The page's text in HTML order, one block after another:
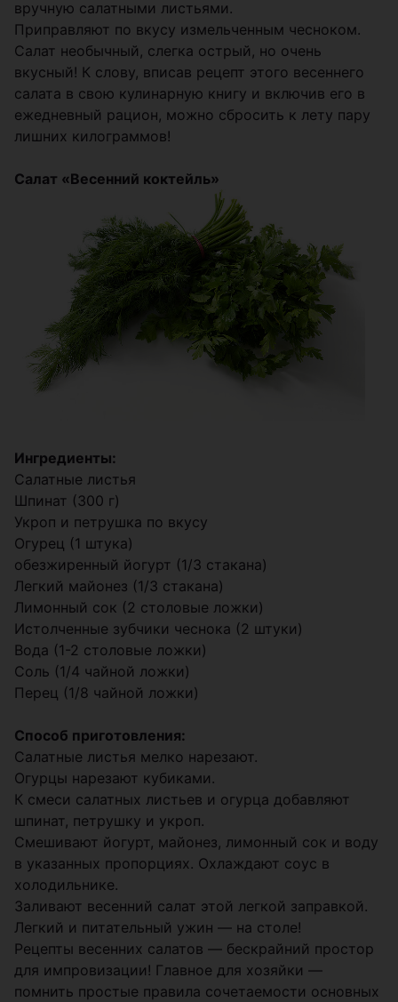
вручную салатными листьями.
Приправляют по вкусу измельченным чесноком.
Салат необычный, слегка острый, но очень
вкусный! К слову, вписав рецепт этого весеннего
салата в свою кулинарную книгу и включив его в
ежедневный рацион, можно сбросить к лету пару
лишних килограммов!
Салат «Весенний коктейль»
Ингредиенты:
Салатные листья
Шпинат (300 г)
Укроп и петрушка по вкусу
Огурец (1 штука)
обезжиренный йогурт (1/3 стакана)
Легкий майонез (1/3 стакана)
Лимонный сок (2 столовые ложки)
Истолченные зубчики чеснока (2 штуки)
Вода (1-2 столовые ложки)
Соль (1/4 чайной ложки)
Перец (1/8 чайной ложки)
Способ приготовления:
Салатные листья мелко нарезают.
Огурцы нарезают кубиками.
К смеси салатных листьев и огурца добавляют
шпинат, петрушку и укроп.
Смешивают йогурт, майонез, лимонный сок и воду
в указанных пропорциях. Охлаждают соус в
холодильнике.
Заливают весенний салат этой легкой заправкой.
Легкий и питательный ужин — на столе!
Рецепты весенних салатов — бескрайний простор
для импровизации! Главное для хозяйки —
помнить простые правила сочетаемости основных